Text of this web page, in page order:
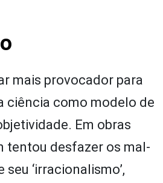
mais provocador para
ciência como modelo de
Em obras
tentou desfazer os mal-
‘irracionalismo’,